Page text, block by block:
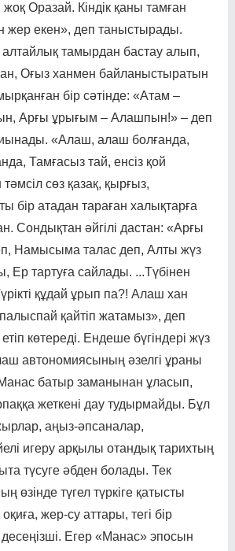
жоқ Оразай. Кіндік қаны тамған
жер екен», деп таныстырады.
тамырдан бастау алып,
Оғыз ханмен байланыстыратын
бір сәтінде: «Атам –
Арғы ұрығым – Алашпын!» – деп
«Алаш, алаш болғанда,
Тамғасыз тай, енсіз қой
сөз қазақ, қырғыз,
бір атадан тараған ха­лық­тарға
Сон­дықтан әйгілі дастан: «Арғы
Намысыма талас деп, Алты жүз
Ер тартуға сайлады. ...Түбінен
құдай ұрып па?! Алаш хан
қайтіп жатамыз», деп
көтереді. Ендеше бүгіндері жүз
автономиясының әзелгі ұраны
батыр заманынан ұла­сып,
жет­кені дау тудырмайды. Бұл
аңыз-әпса­на­лар,
игеру арқылы отандық тарихтың
түсуге әбден болады. Тек
өзінде түгел түркіге қатысты
жер-су аттары, тегі бір
десеңізші. Егер «Манас» эпосын